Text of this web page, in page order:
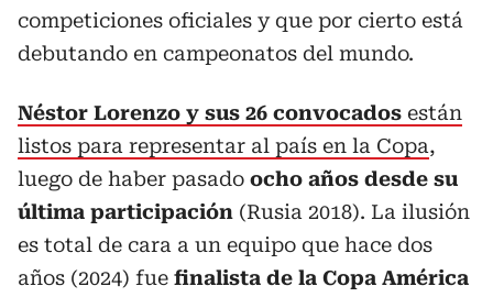
competiciones oficiales y que por cierto está
debutando en campeonatos del mundo.
Néstor Lorenzo y sus 26 convocados están
listos para representar al país en la Copa,
luego de haber pasado ocho años desde su
última participación (Rusia 2018). La ilusión
es total de cara a un equipo que hace dos
años (2024) fue finalista de la Copa América